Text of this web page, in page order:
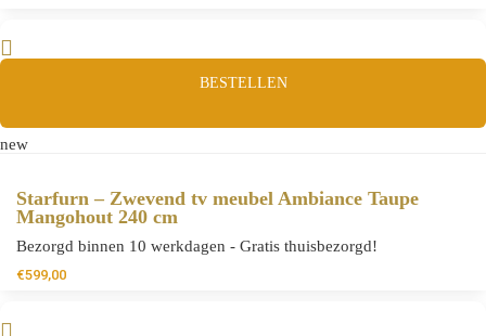
BESTELLEN
new
Starfurn – Zwevend tv meubel Ambiance Taupe
Mangohout 240 cm
Bezorgd binnen 10 werkdagen - Gratis thuisbezorgd!
€599,00